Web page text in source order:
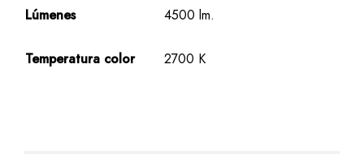
Lúmenes 4500 lm.
Temperatura color 2700 K